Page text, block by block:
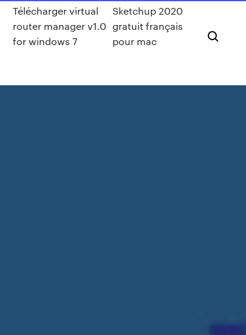
Télécharger virtual
router manager v1.0
for windows 7
Sketchup 2020
gratuit français
pour mac